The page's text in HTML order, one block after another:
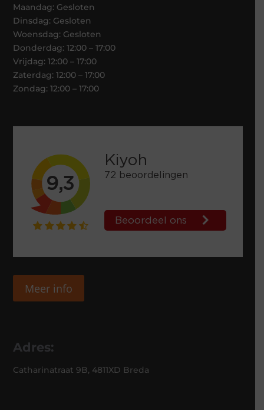
Maandag: Gesloten
Dinsdag: Gesloten
Woensdag: Gesloten
Donderdag: 12:00 – 17:00
Vrijdag: 12:00 – 17:00
Zaterdag: 12:00 – 17:00
Zondag: 12:00 – 17:00
Meer info
Adres:
Catharinatraat 9B, 4811XD Breda